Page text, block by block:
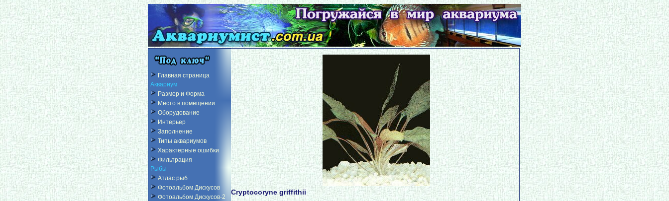
Главная страница
Аквариум
Размер и Форма
Место в помещении
Оборудование
Интерьер
Заполнение
Типы аквариумов
Характерные ошибки
Фильтрация
Рыбы
Атлас рыб
Фотоальбом Дискусов
Фотоальбом Дискусов-2
Cryptocoryne griffithii